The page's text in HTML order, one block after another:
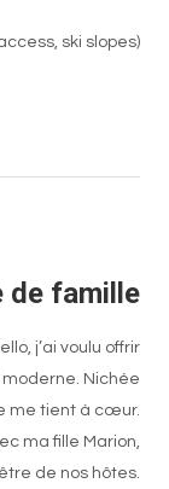
ski slopes)
de famille
j’ai voulu offrir
Nichée
me tient à cœur.
ma fille Marion,
de nos hôtes.